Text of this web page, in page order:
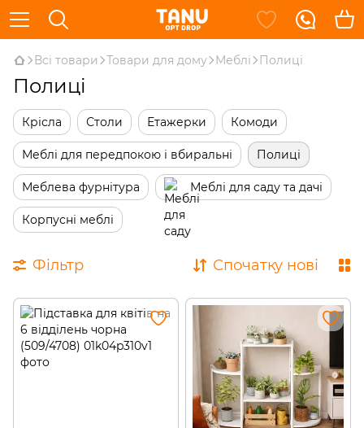
Всі товари Товари для дому Меблі Полиці
Полиці
Крісла Столи Етажерки Комоди
Меблі для передпокою і вбиральні Полиці
Меблева фурнітура Меблі для саду та дачі
Корпусні меблі
Фільтр Спочатку нові